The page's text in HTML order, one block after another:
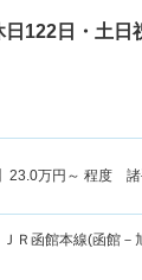
122日・土
23.0万円～ 程度 諸
ＪＲ函館本線(函館－